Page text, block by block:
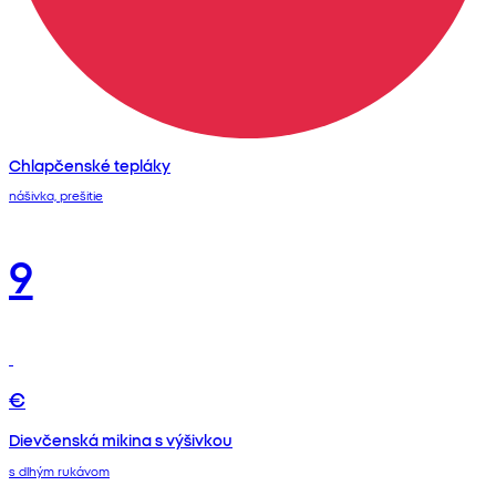
Chlapčenské tepláky
nášivka, prešitie
9
€
Dievčenská mikina s výšivkou
s dlhým rukávom